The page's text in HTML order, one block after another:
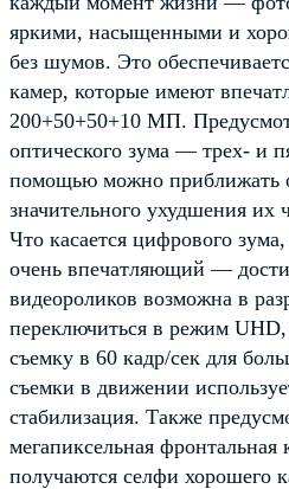
яркими, насыщенными и
без шумов. Это
камер, которые имеют
200+50+50+10 МП.
оптического зума — трех- и
помощью можно приближать
значительного ухудшения их
Что касается цифрового зума,
очень впечатляющий —
видеороликов возможна в
переключиться в режим
съемку в 60 кадр/сек для
съемки в движении
стабилизация. Также
мегапиксельная
получаются селфи хорошего